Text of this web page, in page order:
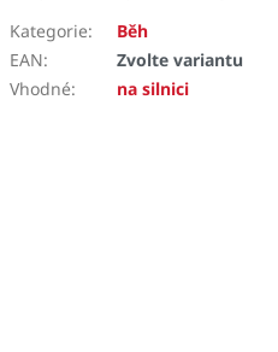
Kategorie:
Běh
EAN:
Zvolte variantu
Vhodné: na silnici